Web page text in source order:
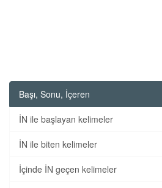
Başı, Sonu, İçeren
İN ile başlayan kelimeler
İN ile biten kelimeler
İçinde İN geçen kelimeler